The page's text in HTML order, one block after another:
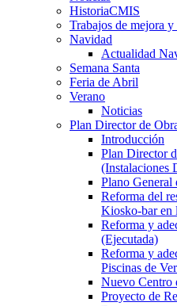
HistoriaCMIS
Trabajos de mejora
Navidad
Actualidad
Semana Santa
Feria de Abril
Verano
Noticias
Plan Director de
Introducción
Plan Director
(Instalaciones
Plano General
Reforma del
Kiosko-bar en
Reforma y
(Ejecutada)
Reforma y
Piscinas de
Nuevo Centro
Proyecto de